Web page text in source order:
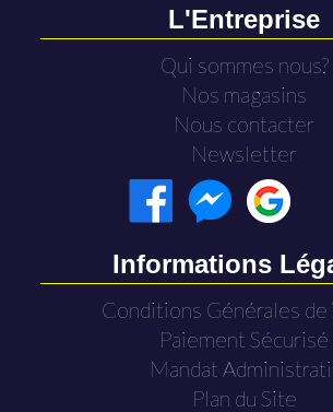
L'Entreprise
Qui sommes nous?
Nos magasins
Nous contacter
Newsletter
Informations
Conditions Générales de
Paiement Sécurisé
Mandat
Plan du Site